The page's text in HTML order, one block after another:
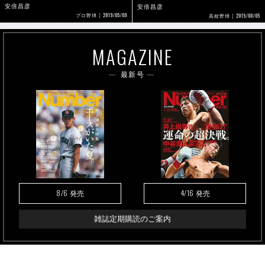
安倍昌彦
プロ野球 2019/05/09
安倍昌彦
高校野球 2015/08/05
MAGAZINE
最新号
8/6 発売 4/16 発売
雑誌定期購読のご案内